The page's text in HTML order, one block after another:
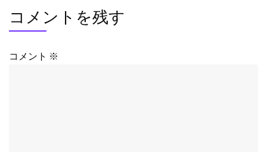
コメントを残す
コメント ※